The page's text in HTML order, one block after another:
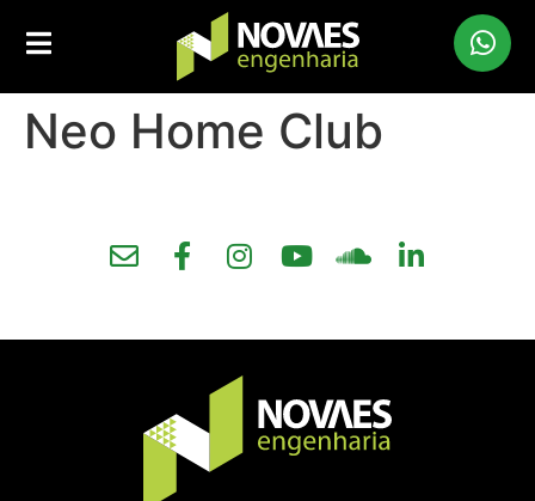
Neo Home Club